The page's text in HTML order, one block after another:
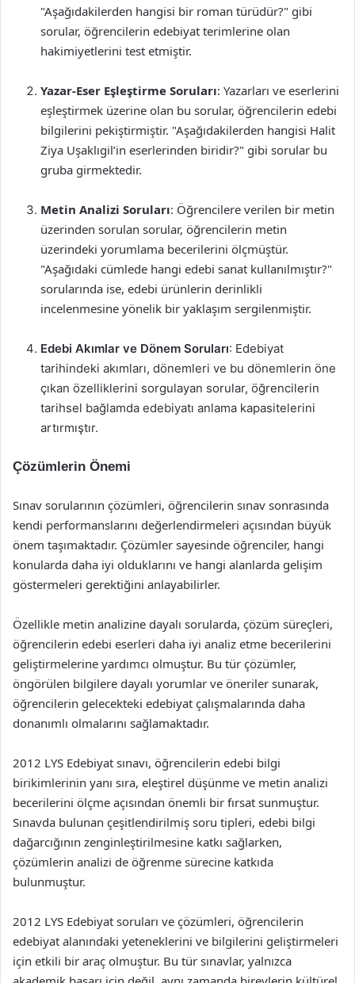
"Aşağıdakilerden hangisi bir roman türüdür?" gibi
sorular, öğrencilerin edebiyat terimlerine olan
hakimiyetlerini test etmiştir.
Yazar-Eser Eşleştirme Soruları: Yazarları ve eserlerini
eşleştirmek üzerine olan bu sorular, öğrencilerin edebi
bilgilerini pekiştirmiştir. "Aşağıdakilerden hangisi Halit
Ziya Uşaklıgil’in eserlerinden biridir?" gibi sorular bu
gruba girmektedir.
Metin Analizi Soruları: Öğrencilere verilen bir metin
üzerinden sorulan sorular, öğrencilerin metin
üzerindeki yorumlama becerilerini ölçmüştür.
"Aşağıdaki cümlede hangi edebi sanat kullanılmıştır?"
sorularında ise, edebi ürünlerin derinlikli
incelenmesine yönelik bir yaklaşım sergilenmiştir.
Edebi Akımlar ve Dönem Soruları: Edebiyat
tarihindeki akımları, dönemleri ve bu dönemlerin öne
çıkan özelliklerini sorgulayan sorular, öğrencilerin
tarihsel bağlamda edebiyatı anlama kapasitelerini
artırmıştır.
Çözümlerin Önemi
Sınav sorularının çözümleri, öğrencilerin sınav sonrasında
kendi performanslarını değerlendirmeleri açısından büyük
önem taşımaktadır. Çözümler sayesinde öğrenciler, hangi
konularda daha iyi olduklarını ve hangi alanlarda gelişim
göstermeleri gerektiğini anlayabilirler.
Özellikle metin analizine dayalı sorularda, çözüm süreçleri,
öğrencilerin edebi eserleri daha iyi analiz etme becerilerini
geliştirmelerine yardımcı olmuştur. Bu tür çözümler,
öngörülen bilgilere dayalı yorumlar ve öneriler sunarak,
öğrencilerin gelecekteki edebiyat çalışmalarında daha
donanımlı olmalarını sağlamaktadır.
2012 LYS Edebiyat sınavı, öğrencilerin edebi bilgi
birikimlerinin yanı sıra, eleştirel düşünme ve metin analizi
becerilerini ölçme açısından önemli bir fırsat sunmuştur.
Sınavda bulunan çeşitlendirilmiş soru tipleri, edebi bilgi
dağarcığının zenginleştirilmesine katkı sağlarken,
çözümlerin analizi de öğrenme sürecine katkıda
bulunmuştur.
2012 LYS Edebiyat soruları ve çözümleri, öğrencilerin
edebiyat alanındaki yeteneklerini ve bilgilerini geliştirmeleri
için etkili bir araç olmuştur. Bu tür sınavlar, yalnızca